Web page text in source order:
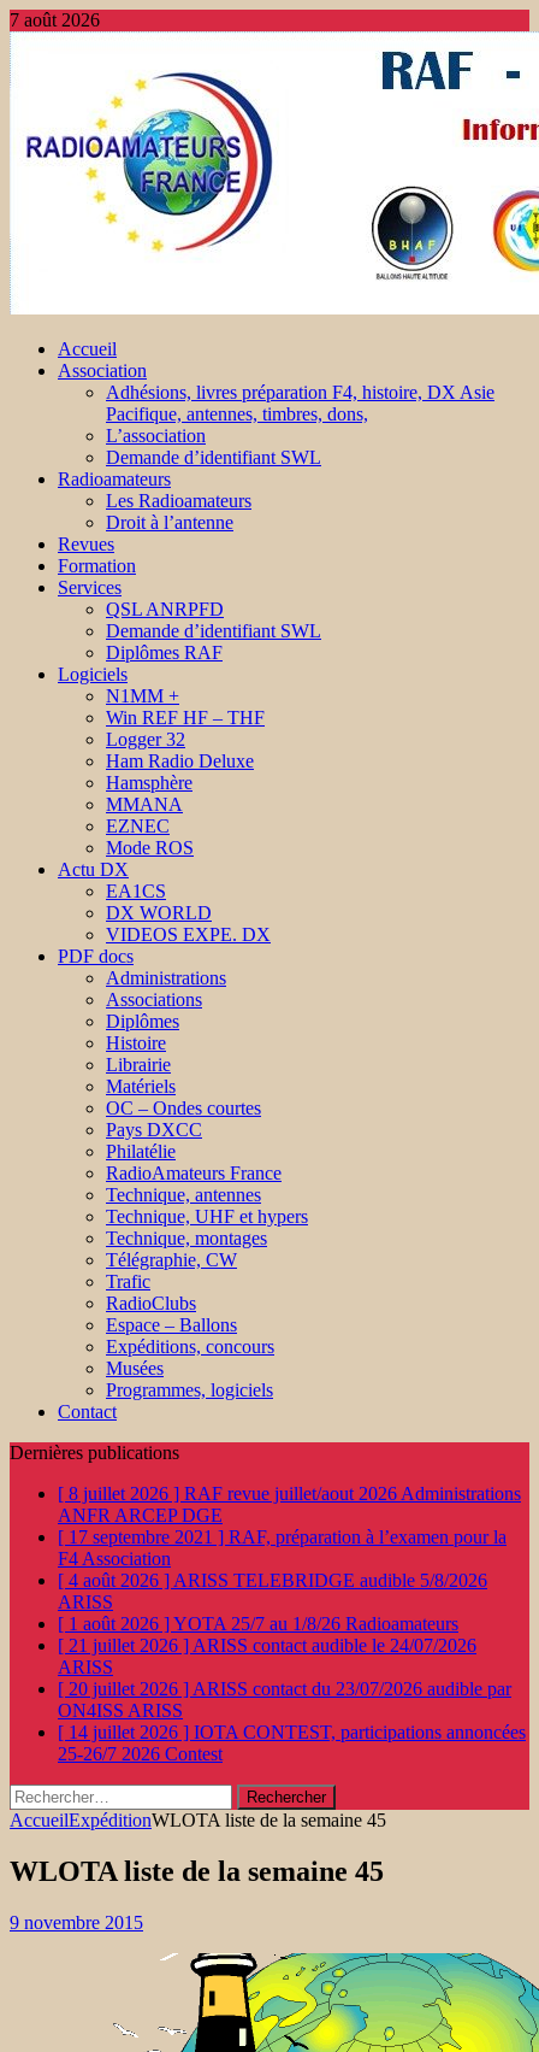
7 août 2026
Accueil
Association
Adhésions, livres préparation F4, histoire, DX Asie
Pacifique, antennes, timbres, dons,
L’association
Demande d’identifiant SWL
Radioamateurs
Les Radioamateurs
Droit à l’antenne
Revues
Formation
Services
QSL ANRPFD
Demande d’identifiant SWL
Diplômes RAF
Logiciels
N1MM +
Win REF HF – THF
Logger 32
Ham Radio Deluxe
Hamsphère
MMANA
EZNEC
Mode ROS
Actu DX
EA1CS
DX WORLD
VIDEOS EXPE. DX
PDF docs
Administrations
Associations
Diplômes
Histoire
Librairie
Matériels
OC – Ondes courtes
Pays DXCC
Philatélie
RadioAmateurs France
Technique, antennes
Technique, UHF et hypers
Technique, montages
Télégraphie, CW
Trafic
RadioClubs
Espace – Ballons
Expéditions, concours
Musées
Programmes, logiciels
Contact
Dernières publications
[ 8 juillet 2026 ] RAF revue juillet/aout 2026 Administrations
ANFR ARCEP DGE
[ 17 septembre 2021 ] RAF, préparation à l’examen pour la
F4 Association
[ 4 août 2026 ] ARISS TELEBRIDGE audible 5/8/2026
ARISS
[ 1 août 2026 ]YOTA 25/7 au 1/8/26 Radioamateurs
[ 21 juillet 2026 ] ARISS contact audible le 24/07/2026
ARISS
[ 20 juillet 2026 ] ARISS contact du 23/07/2026 audible par
ON4ISS ARISS
[ 14 juillet 2026 ] IOTA CONTEST, participations annoncées
25-26/7 2026 Contest
Rechercher :
AccueilExpéditionWLOTA liste de la semaine 45
WLOTA liste de la semaine 45
9 novembre 2015